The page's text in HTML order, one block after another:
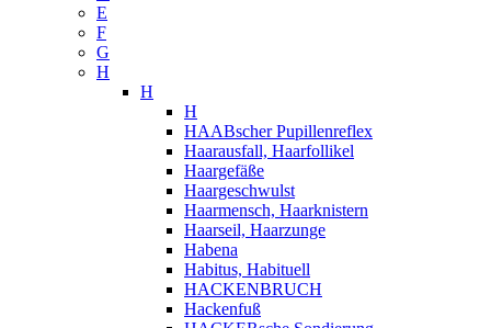
E
F
G
H
H
H
HAABscher Pupillenreflex
Haarausfall, Haarfollikel
Haargefäße
Haargeschwulst
Haarmensch, Haarknistern
Haarseil, Haarzunge
Habena
Habitus, Habituell
HACKENBRUCH
Hackenfuß